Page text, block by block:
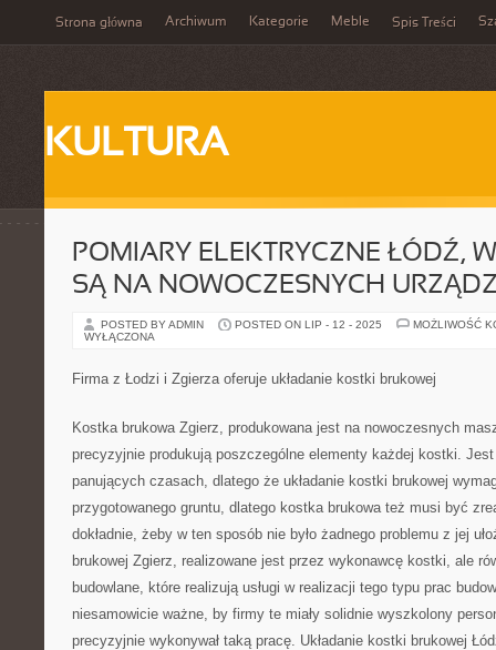
Strona główna Archiwum Kategorie Meble Spis Treści
KULTURA
POMIARY ELEKTRYCZNE ŁÓDŹ,
SĄ NA NOWOCZESNYCH
POSTED BY ADMIN POSTED ON LIP - 12 - 2025
MOŻLIWOŚĆ
WYŁĄCZONA
Firma z Łodzi i Zgierza oferuje układanie kostki brukowej
Kostka brukowa Zgierz, produkowana jest na nowoczesnych
precyzyjnie produkują poszczególne elementy każdej kostki.
panujących czasach, dlatego że układanie kostki brukowej
przygotowanego gruntu, dlatego kostka brukowa też musi być
dokładnie, żeby w ten sposób nie było żadnego problemu z jej
brukowej Zgierz, realizowane jest przez wykonawcę kostki, ale
budowlane, które realizują usługi w realizacji tego typu prac
niesamowicie ważne, by firmy te miały solidnie wyszkolony
precyzyjnie wykonywał taką pracę. Układanie kostki brukowej